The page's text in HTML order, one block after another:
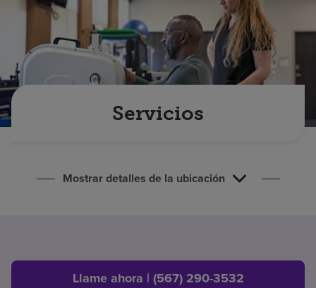
Empleos
Pagar mi factura
Servicios
Mostrar detalles de la ubicación
Llame ahora | (567) 290-3532